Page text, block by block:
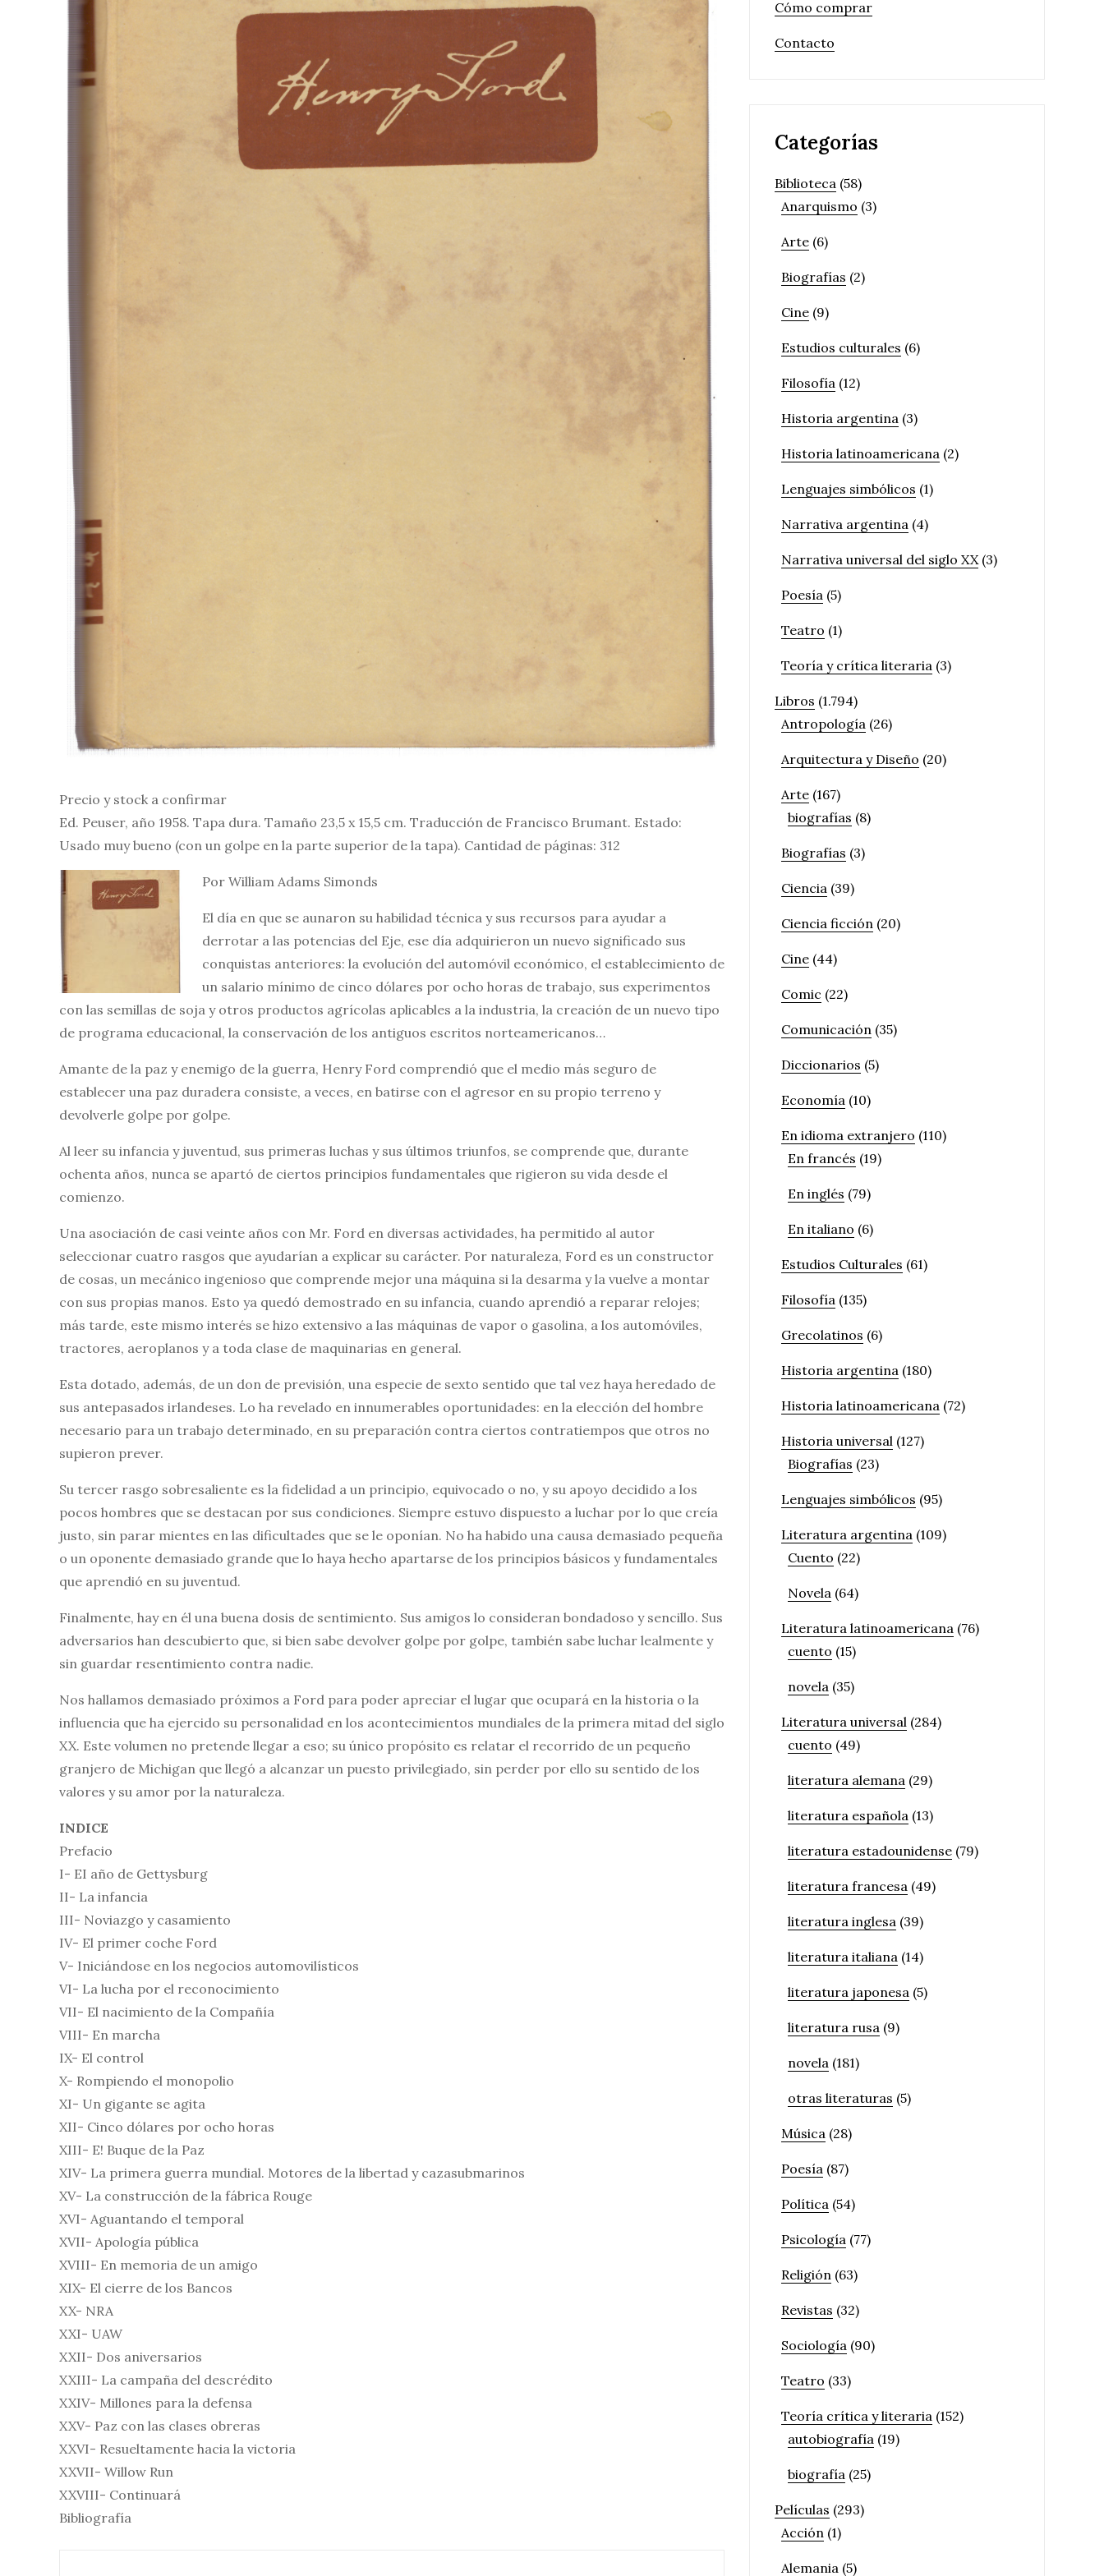
Precio y stock a confirmar
Ed. Peuser, año 1958. Tapa dura. Tamaño 23,5 x 15,5 cm. Traducción de Francisco Brumant. Estado:
Usado muy bueno (con un golpe en la parte superior de la tapa). Cantidad de páginas: 312
Por William Adams Simonds
El día en que se aunaron su habilidad técnica y sus recursos para ayudar a
derrotar a las potencias del Eje, ese día adquirieron un nuevo significado sus
conquistas anteriores: la evolución del automóvil económico, el establecimiento de
un salario mínimo de cinco dólares por ocho horas de trabajo, sus experimentos
con las semillas de soja y otros productos agrícolas aplicables a la industria, la creación de un nuevo tipo
de programa educacional, la conservación de los antiguos escritos norteamericanos…
Amante de la paz y enemigo de la guerra, Henry Ford comprendió que el medio más seguro de
establecer una paz duradera consiste, a veces, en batirse con el agresor en su propio terreno y
devolverle golpe por golpe.
Al leer su infancia y juventud, sus primeras luchas y sus últimos triunfos, se comprende que, durante
ochenta años, nunca se apartó de ciertos principios fundamentales que rigieron su vida desde el
comienzo.
Una asociación de casi veinte años con Mr. Ford en diversas actividades, ha permitido al autor
seleccionar cuatro rasgos que ayudarían a explicar su carácter. Por naturaleza, Ford es un constructor
de cosas, un mecánico ingenioso que comprende mejor una máquina si la desarma y la vuelve a montar
con sus propias manos. Esto ya quedó demostrado en su infancia, cuando aprendió a reparar relojes;
más tarde, este mismo interés se hizo extensivo a las máquinas de vapor o gasolina, a los automóviles,
tractores, aeroplanos y a toda clase de maquinarias en general.
Esta dotado, además, de un don de previsión, una especie de sexto sentido que tal vez haya heredado de
sus antepasados irlandeses. Lo ha revelado en innumerables oportunidades: en la elección del hombre
necesario para un trabajo determinado, en su preparación contra ciertos contratiempos que otros no
supieron prever.
Su tercer rasgo sobresaliente es la fidelidad a un principio, equivocado o no, y su apoyo decidido a los
pocos hombres que se destacan por sus condiciones. Siempre estuvo dispuesto a luchar por lo que creía
justo, sin parar mientes en las dificultades que se le oponían. No ha habido una causa demasiado pequeña
o un oponente demasiado grande que lo haya hecho apartarse de los principios básicos y fundamentales
que aprendió en su juventud.
Finalmente, hay en él una buena dosis de sentimiento. Sus amigos lo consideran bondadoso y sencillo. Sus
adversarios han descubierto que, si bien sabe devolver golpe por golpe, también sabe luchar lealmente y
sin guardar resentimiento contra nadie.
Nos hallamos demasiado próximos a Ford para poder apreciar el lugar que ocupará en la historia o la
influencia que ha ejercido su personalidad en los acontecimientos mundiales de la primera mitad del siglo
XX. Este volumen no pretende llegar a eso; su único propósito es relatar el recorrido de un pequeño
granjero de Michigan que llegó a alcanzar un puesto privilegiado, sin perder por ello su sentido de los
valores y su amor por la naturaleza.
INDICE
Prefacio
I- EI año de Gettysburg
II- La infancia
III- Noviazgo y casamiento
IV- El primer coche Ford
V- Iniciándose en los negocios automovilísticos
VI- La lucha por el reconocimiento
VII- El nacimiento de la Compañía
VIII- En marcha
IX- El control
X- Rompiendo el monopolio
XI- Un gigante se agita
XII- Cinco dólares por ocho horas
XIII- E! Buque de la Paz
XIV- La primera guerra mundial. Motores de la libertad y cazasubmarinos
XV- La construcción de la fábrica Rouge
XVI- Aguantando el temporal
XVII- Apología pública
XVIII- En memoria de un amigo
XIX- El cierre de los Bancos
XX- NRA
XXI- UAW
XXII- Dos aniversarios
XXIII- La campaña del descrédito
XXIV- Millones para la defensa
XXV- Paz con las clases obreras
XXVI- Resueltamente hacia la victoria
XXVII- Willow Run
XXVIII- Continuará
Bibliografía
Cómo comprar
Contacto
Categorías
Biblioteca (58)
Anarquismo (3)
Arte (6)
Biografías (2)
Cine (9)
Estudios culturales (6)
Filosofía (12)
Historia argentina (3)
Historia latinoamericana (2)
Lenguajes simbólicos (1)
Narrativa argentina (4)
Narrativa universal del siglo XX(3)
Poesía (5)
Teatro (1)
Teoría y crítica literaria (3)
Libros (1.794)
Antropología (26)
Arquitectura y Diseño (20)
Arte (167)
biografías (8)
Biografías (3)
Ciencia (39)
Ciencia ficción (20)
Cine (44)
Comic (22)
Comunicación (35)
Diccionarios (5)
Economía (10)
En idioma extranjero (110)
En francés (19)
En inglés (79)
En italiano (6)
Estudios Culturales (61)
Filosofía (135)
Grecolatinos (6)
Historia argentina (180)
Historia latinoamericana (72)
Historia universal (127)
Biografías (23)
Lenguajes simbólicos (95)
Literatura argentina (109)
Cuento (22)
Novela (64)
Literatura latinoamericana (76)
cuento (15)
novela (35)
Literatura universal (284)
cuento (49)
literatura alemana (29)
literatura española (13)
literatura estadounidense (79)
literatura francesa (49)
literatura inglesa (39)
literatura italiana (14)
literatura japonesa (5)
literatura rusa (9)
novela (181)
otras literaturas (5)
Música (28)
Poesía (87)
Política (54)
Psicología (77)
Religión (63)
Revistas (32)
Sociología (90)
Teatro (33)
Teoría crítica y literaria (152)
autobiografía (19)
biografía (25)
Películas (293)
Acción (1)
Alemania (5)